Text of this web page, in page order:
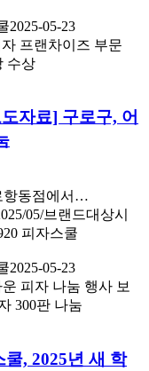
2025-05-23
프랜차이즈 부문
수상
자료] 구로구, 어
항동점에서…
05/브랜드대상시
피자스쿨
2025-05-23
피자 나눔 행사 보
300판 나눔
, 2025년 새 학